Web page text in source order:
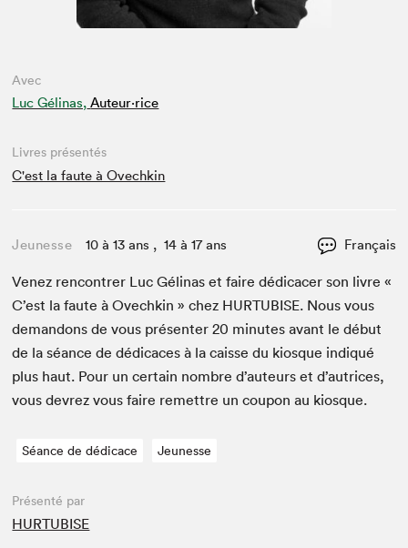
Avec
Luc Gélinas, Auteur·rice
Livres présentés
C'est la faute à Ovechkin
Jeunesse 10 à 13 ans , 14 à 17 ans Français
Venez ren­con­tr­er Luc Géli­nas et faire dédi­cac­er son livre «
C’est la faute à Ovechkin » chez HUR­TUBISE. Nous vous
deman­dons de vous présen­ter20 min­utes avant le début
de la séance de dédi­caces à la caisse du kiosque indiqué
plus haut. Pour un cer­tain nom­bre d’auteurs et d’autrices,
vous devrez vous faire remet­tre un coupon au kiosque.
Séance de dédicace Jeunesse
Présenté par
HURTUBISE